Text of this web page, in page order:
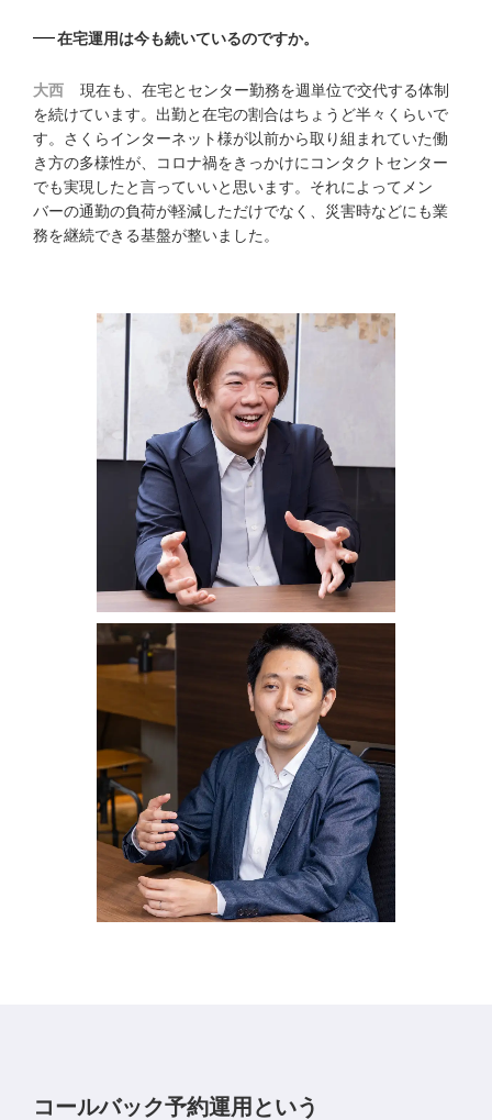
在宅運用は今も続いているのですか。
大西
現在も、在宅とセンター勤務を週単位で交代する体制
を続けています。出勤と在宅の割合はちょうど半々くらいで
す。さくらインターネット様が以前から取り組まれていた働
き方の多様性が、コロナ禍をきっかけにコンタクトセンター
でも実現したと言っていいと思います。それによってメン
バーの通勤の負荷が軽減しただけでなく、災害時などにも業
務を継続できる基盤が整いました。
コールバック予約運用という